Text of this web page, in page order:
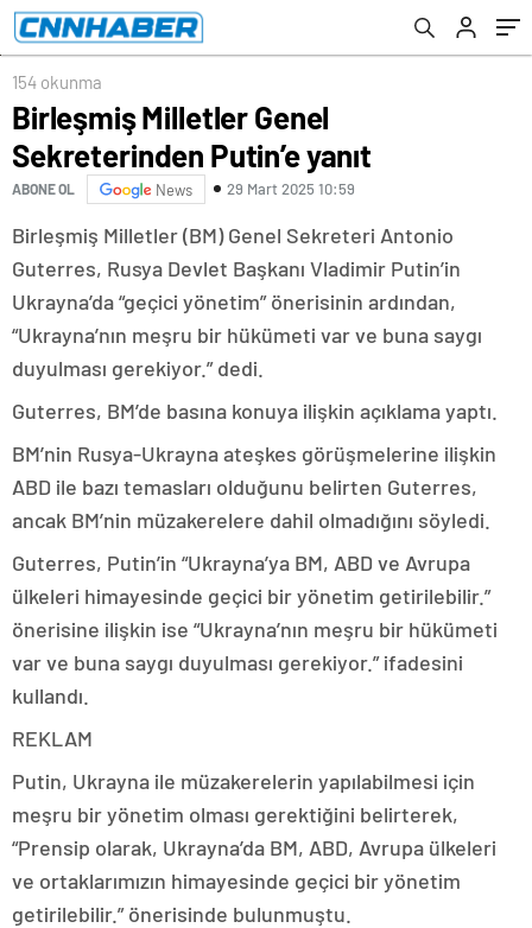
154 okunma
Birleşmiş Milletler Genel
Sekreterinden Putin’e yanıt
ABONE OL News 29 Mart 2025 10:59
Birleşmiş Milletler (BM) Genel Sekreteri Antonio
Guterres, Rusya Devlet Başkanı Vladimir Putin’in
Ukrayna’da “geçici yönetim” önerisinin ardından,
“Ukrayna’nın meşru bir hükümeti var ve buna saygı
duyulması gerekiyor.” dedi.
Guterres, BM’de basına konuya ilişkin açıklama yaptı.
BM’nin Rusya-Ukrayna ateşkes görüşmelerine ilişkin
ABD ile bazı temasları olduğunu belirten Guterres,
ancak BM’nin müzakerelere dahil olmadığını söyledi.
Guterres, Putin’in “Ukrayna’ya BM, ABD ve Avrupa
ülkeleri himayesinde geçici bir yönetim getirilebilir.”
önerisine ilişkin ise “Ukrayna’nın meşru bir hükümeti
var ve buna saygı duyulması gerekiyor.” ifadesini
kullandı.
REKLAM
Putin, Ukrayna ile müzakerelerin yapılabilmesi için
meşru bir yönetim olması gerektiğini belirterek,
“Prensip olarak, Ukrayna’da BM, ABD, Avrupa ülkeleri
ve ortaklarımızın himayesinde geçici bir yönetim
getirilebilir.” önerisinde bulunmuştu.